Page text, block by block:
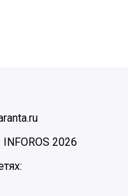
INFOROS 2026